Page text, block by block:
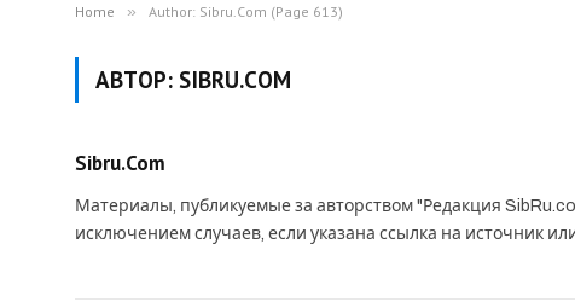
Home » Author: Sibru.Com (Page 613)
АВТОР: SIBRU.COM
Sibru.Com
Материалы, публикуемые за авторством "Редакция
исключением случаев, если указана ссылка на источник